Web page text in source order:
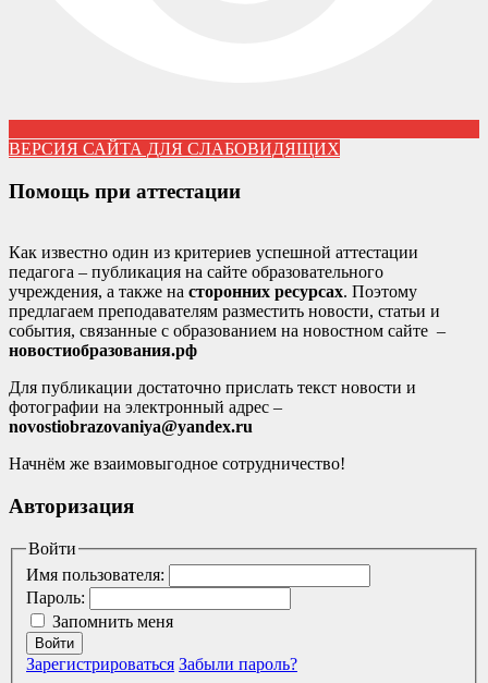
ВЕРСИЯ САЙТА ДЛЯ СЛАБОВИДЯЩИХ
Помощь при аттестации
Как известно один из критериев успешной аттестации
педагога – публикация на сайте образовательного
учреждения, а также на сторонних ресурсах. Поэтому
предлагаем преподавателям разместить новости, статьи и
события, связанные с образованием на новостном сайте –
новостиобразования.рф
Для публикации достаточно прислать текст новости и
фотографии на электронный адрес –
novostiobrazovaniya@yandex.ru
Начнём же взаимовыгодное сотрудничество!
Авторизация
Войти
Имя пользователя:
Пароль:
Запомнить меня
Войти
Зарегистрироваться Забыли пароль?